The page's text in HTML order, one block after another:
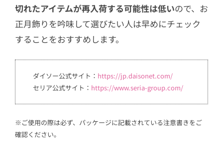
切れたアイテムが再入荷する可能性は低いので、お
正月飾りを吟味して選びたい人は早めにチェック
することをおすすめします。
ダイソー公式サイト： https://jp.daisonet.com/
セリア公式サイト： https://www.seria-group.com/
※ご使用の際は必ず、パッケージに記載されている注意書きをご
確認ください。